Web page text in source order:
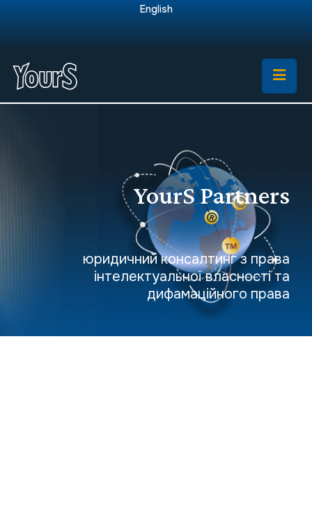
English
YourS Partners
юридичний консалтинг з права
інтелектуальної власності та
дифамаційного права